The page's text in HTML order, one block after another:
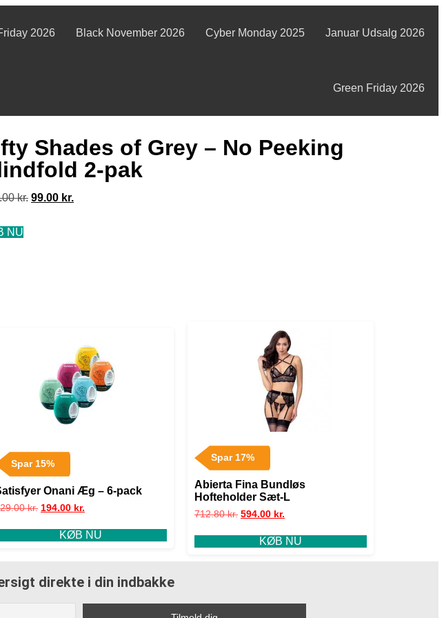
2026 Black November 2026 Cyber Monday 2025 Januar Udsalg 2026
Green Friday 2026
Shades of Grey – No Peeking
2-pak
kr. 99.00 kr.
NU
Spar 15%
Onani Æg – 6-pack
kr. 194.00 kr.
KØB NU
Spar 17%
Abierta Fina Bundløs
Hofteholder Sæt-L
712.80kr. 594.00 kr.
KØB NU
direkte i din indbakke